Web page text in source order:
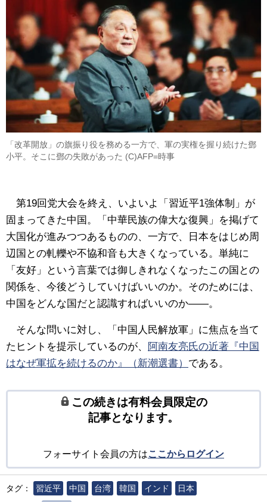
「改革開放」の旗振り役を務める一方で、軍の実権を握り続けた鄧
小平。そこに鄧の失敗があった (C)AFP=時事
第19回党大会を終え、いよいよ「習近平1強体制」が
固まってきた中国。「中華民族の偉大な復興」を掲げて
大国化が進みつつあるものの、一方で、日本をはじめ周
辺国との軋轢や不協和音も大きくなっている。単純に
「友好」という言葉では御しきれなくなったこの国との
関係を、今後どうしていけばいいのか。そのためには、
中国をどんな国だと認識すればいいのか――。
そんな問いに対し、「中国人民解放軍」に焦点を当て
たヒントを提示しているのが、
阿南友亮氏の近著『中国
はなぜ軍拡を続けるのか』（新潮選書） である。
この続きは有料会員限定の
記事となります。
フォーサイト会員の方はここからログイン
タグ： 習近平 中国 台湾 韓国 インド
日本